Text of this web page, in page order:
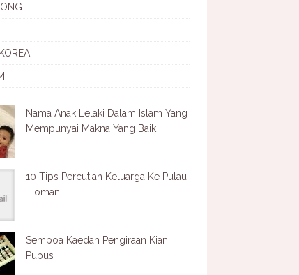
Nama Anak Lelaki Dalam Islam Yang
Mempunyai Makna Yang Baik
10 Tips Percutian Keluarga Ke Pulau
Tioman
Sempoa Kaedah Pengiraan Kian
Pupus